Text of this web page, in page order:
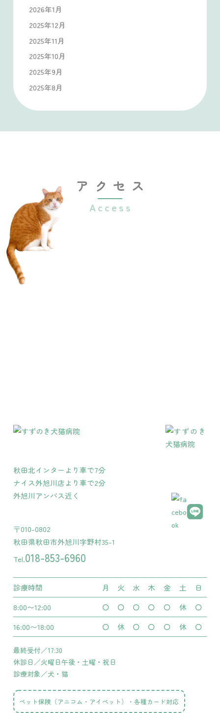
2026年1月
2025年12月
2025年11月
2025年10月
2025年9月
2025年8月
アクセス
秋田北インターより車で7分
ナイス外旭川店より車で2分
外旭川アンバス近く
〒010-0802
秋田県秋田市外旭川字野村35-1
Tel.018-853-6960
診療時間 月 火 水 木 金 土
日
8:00〜12:00
〇 〇 〇 〇 〇 休
〇
16:00〜18:00
〇 休 〇 〇 〇 休 〇
最終受付／17:30
休診日／火曜日午後・土曜・祝日
診療対象／犬・猫
ペット保険（アニコム・アイペット）・各種カード対応